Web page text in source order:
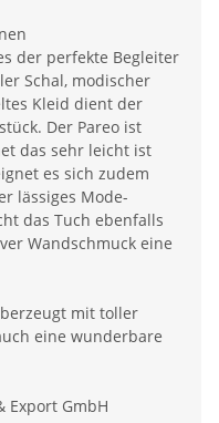
der perfekte Begleiter
Schal, modischer
Kleid dient der
Der Pareo ist
das sehr leicht ist
es sich zudem
lässiges Mode-
das Tuch ebenfalls
Wandschmuck eine
mit toller
eine wunderbare
Export GmbH